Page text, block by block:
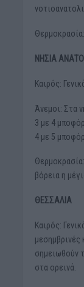
ΝΗΣΙΑ
Καιρός:
Άνεμοι: Στα
3 με 4
4 με 5 μποφόρ.
βόρεια η
ΘΕΣΣΑΛΙΑ
Καιρός:
μεσημβρινές
σημειωθούν
στα ορεινά.